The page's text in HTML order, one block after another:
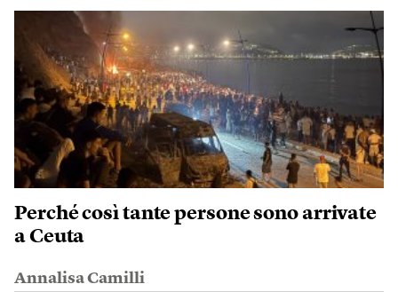
Perché così tante persone sono arrivate
a Ceuta
Annalisa Camilli